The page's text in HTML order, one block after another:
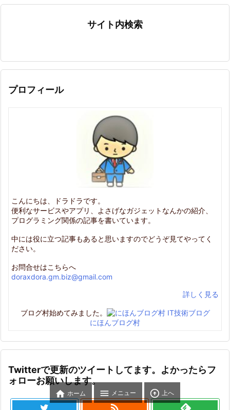
サイト内検索
プロフィール
こんにちは、ドラドラです。
便利なサービスやアプリ、よさげなガジェットなんかの紹介、
プログラミング関係の記事を書いています。
中には役に立つ記事もあると思いますのでどうぞ見てやってく
ださい。
お問合せはこちらへ
doraxdora.gm.biz@gmail.com
詳しく見る
ブログ村始めてみました。
にほんブログ村
Twitterで更新のツイートしてます。よかったらフ
ォローお願いします。
 ホーム  メニュー  上へ